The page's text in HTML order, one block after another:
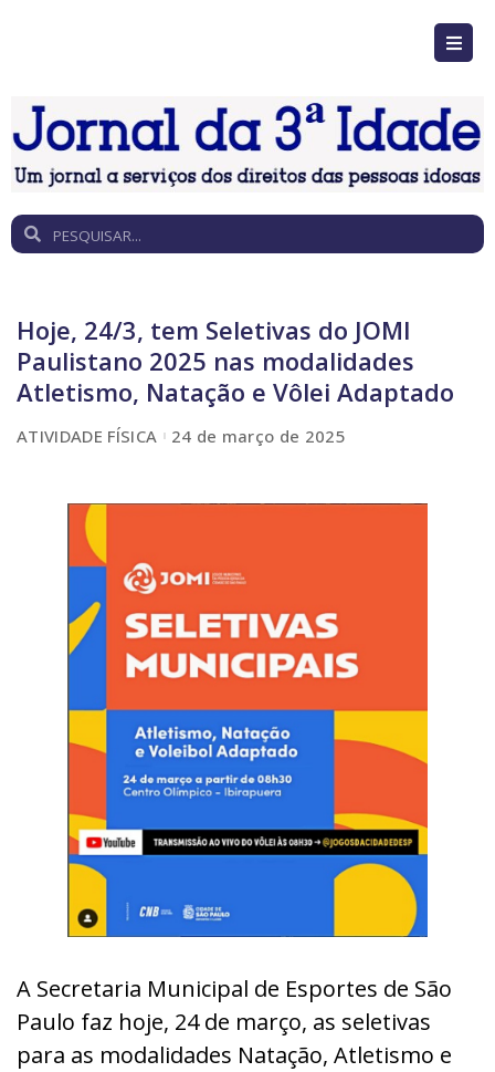
Hoje, 24/3, tem Seletivas do JOMI
Paulistano 2025 nas modalidades
Atletismo, Natação e Vôlei Adaptado
ATIVIDADE FÍSICA 24 de março de 2025
A Secretaria Municipal de Esportes de São
Paulo faz hoje, 24 de março, as seletivas
para as modalidades Natação, Atletismo e